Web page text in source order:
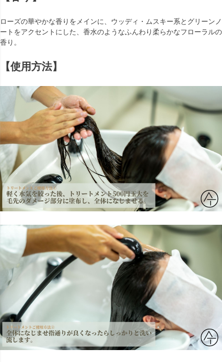
ローズの華やかな香りをメインに、ウッディ・ムスキー系とグリーンノ
ートをアクセントにした、香水のようなふんわり柔らかなフローラルの
香り。
【使用方法】